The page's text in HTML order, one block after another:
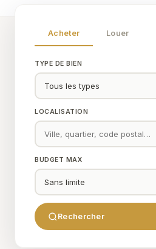
Acheter Louer
TYPE DE BIEN
LOCALISATION
BUDGET MAX
Rechercher